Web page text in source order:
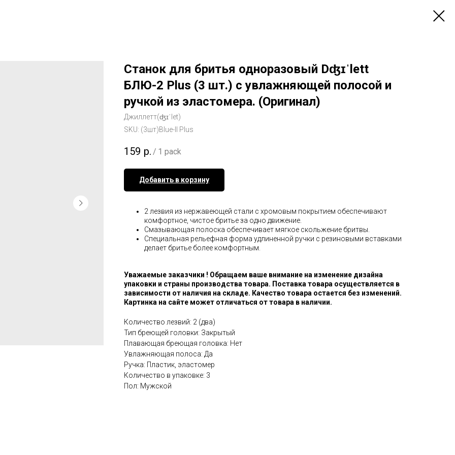
Станок для бритья одноразовый Dʤɪˈlett
БЛЮ-2 Plus (3 шт.) с увлажняющей полосой и
ручкой из эластомера. (Оригинал)
Джиллетт(ʤɪˈlet)
SKU: (3шт)Blue-II Plus
159 р. / 1 pack
Добавить в корзину
2 лезвия из нержавеющей стали с хромовым покрытием обеспечивают
комфортное, чистое бритье за одно движение.
Смазывающая полоска обеспечивает мягкое скольжение бритвы.
Специальная рельефная форма удлиненной ручки с резиновыми вставками
делает бритье более комфортным.
Уважаемые заказчики ! Обращаем ваше внимание на изменение дизайна
упаковки и страны производства товара. Поставка товара осуществляется в
зависимости от наличия на складе. Качество товара остается без изменений.
Картинка на сайте может отличаться от товара в наличии.
Количество лезвий: 2 (два)
Тип бреющей головки: Закрытый
Плавающая бреющая головка: Нет
Увлажняющая полоса: Да
Ручка: Пластик, эластомер
Количество в упаковке: 3
Пол: Мужской